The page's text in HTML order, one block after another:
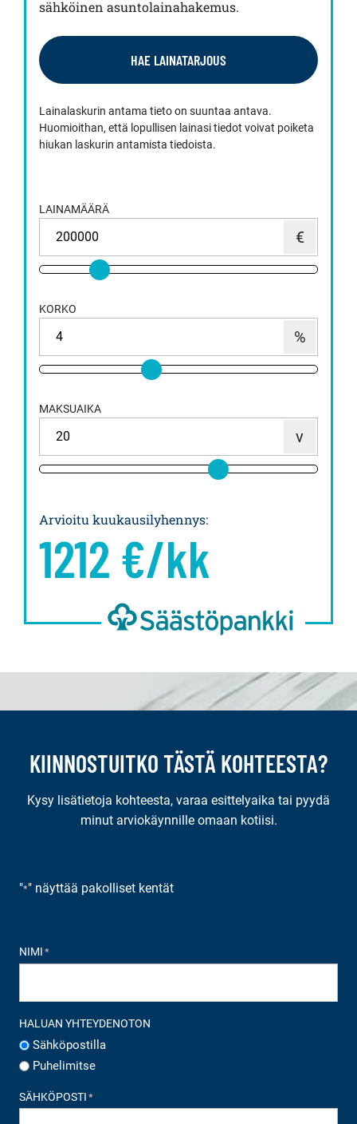
sähköinen asuntolainahakemus.
HAE LAINATARJOUS
Lainalaskurin antama tieto on suuntaa antava.
Huomioithan, että lopullisen lainasi tiedot voivat poiketa
hiukan laskurin antamista tiedoista.
LAINAMÄÄRÄ
KORKO
MAKSUAIKA
Arvioitu kuukausilyhennys:
1212 €/kk
KIINNOSTUITKO TÄSTÄ KOHTEESTA?
Kysy lisätietoja kohteesta, varaa esittelyaika tai pyydä
minut arviokäynnille omaan kotiisi.
"*" näyttää pakolliset kentät
NIMI *
HALUAN YHTEYDENOTON
Sähköpostilla
Puhelimitse
SÄHKÖPOSTI *